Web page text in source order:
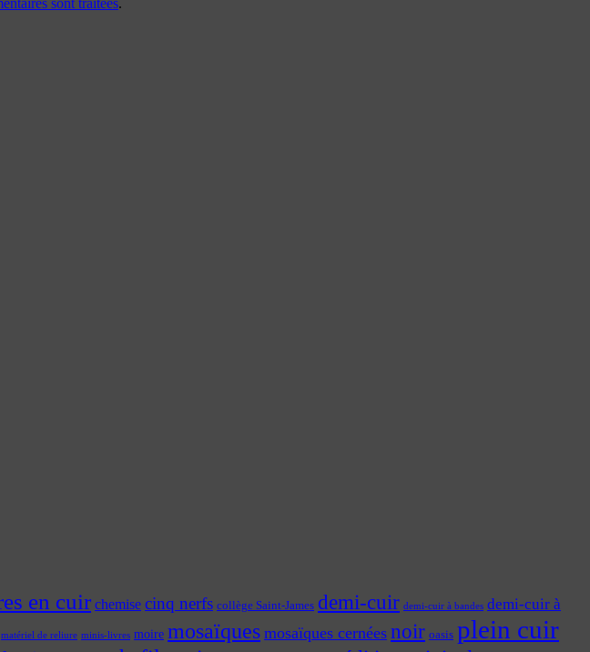
sont traitées.
en cuir chemise cinq nerfs collège Saint-James demi-cuir demi-cuir à bandes demi-cuir à
matériel de reliure minis-livres moire mosaïques mosaïques cernées noir oasis plein cuir